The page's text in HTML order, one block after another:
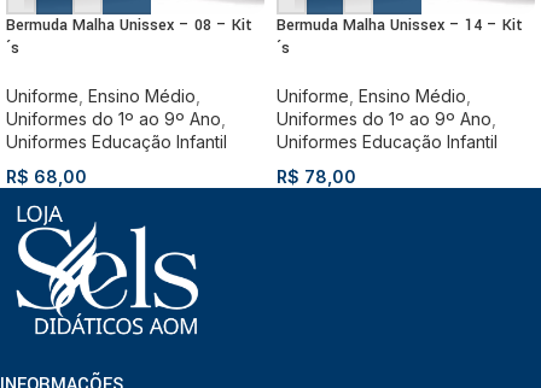
Bermuda Malha Unissex – 08 – Kit
´s
Uniforme Ensino Médio
Uniformes do 1º ao 9º Ano
Uniformes Educação Infantil
R$ 68,00
Bermuda Malha Unissex – 14 – Kit
´s
Uniforme Ensino Médio
Uniformes do 1º ao 9º Ano
Uniformes Educação Infantil
R$ 78,00